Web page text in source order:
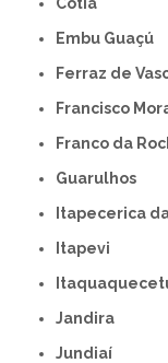
Embu Guaçú
Ferraz de
Francisco
Franco da
Guarulhos
Itapecerica
Itapevi
Jandira
Jundiaí